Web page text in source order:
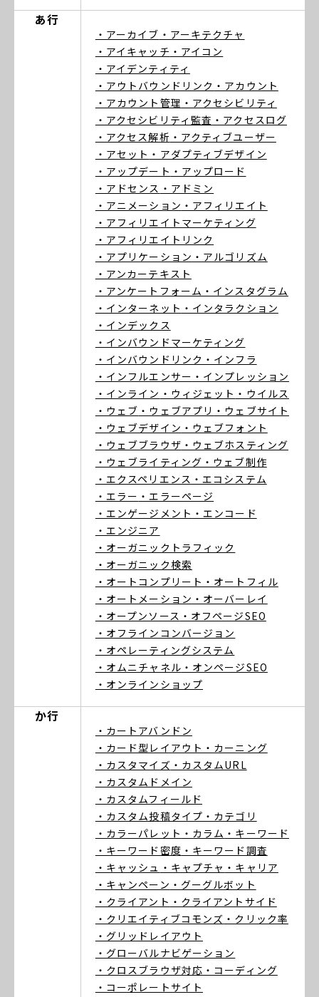
あ行
・アーカイブ ・アーキテクチャ
・アイキャッチ ・アイコン
・アイデンティティ
・アウトバウンドリンク ・アカウント
・アカウント管理 ・アクセシビリティ
・アクセシビリティ監査 ・アクセスログ
・アクセス解析 ・アクティブユーザー
・アセット ・アダプティブデザイン
・アップデート ・アップロード
・アドセンス ・アドミン
・アニメーション ・アフィリエイト
・アフィリエイトマーケティング
・アフィリエイトリンク
・アプリケーション ・アルゴリズム
・アンカーテキスト
・アンケートフォーム ・インスタグラム
・インターネット ・インタラクション
・インデックス
・インバウンドマーケティング
・インバウンドリンク ・インフラ
・インフルエンサー ・インプレッション
・インライン ・ウィジェット ・ウイルス
・ウェブ ・ウェブアプリ ・ウェブサイト
・ウェブデザイン ・ウェブフォント
・ウェブブラウザ ・ウェブホスティング
・ウェブライティング ・ウェブ制作
・エクスペリエンス ・エコシステム
・エラー ・エラーページ
・エンゲージメント ・エンコード
・エンジニア
・オーガニックトラフィック
・オーガニック検索
・オートコンプリート ・オートフィル
・オートメーション ・オーバーレイ
・オープンソース ・オフページSEO
・オフラインコンバージョン
・オペレーティングシステム
・オムニチャネル ・オンページSEO
・オンラインショップ
か行
・カートアバンドン
・カード型レイアウト ・カーニング
・カスタマイズ ・カスタムURL
・カスタムドメイン
・カスタムフィールド
・カスタム投稿タイプ ・カテゴリ
・カラーパレット ・カラム ・キーワード
・キーワード密度 ・キーワード調査
・キャッシュ ・キャプチャ ・キャリア
・キャンペーン ・グーグルボット
・クライアント ・クライアントサイド
・クリエイティブコモンズ ・クリック率
・グリッドレイアウト
・グローバルナビゲーション
・クロスブラウザ対応 ・コーディング
・コーポレートサイト